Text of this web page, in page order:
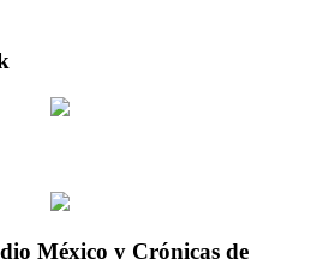
México y Crónicas de